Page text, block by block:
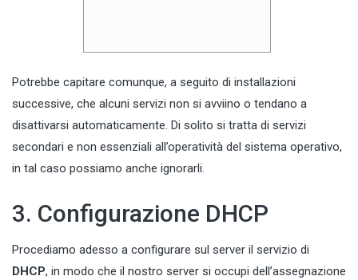
Potrebbe capitare comunque, a seguito di installazioni
successive, che alcuni servizi non si avviino o tendano a
disattivarsi automaticamente. Di solito si tratta di servizi
secondari e non essenziali all’operatività del sistema operativo,
in tal caso possiamo anche ignorarli.
3. Configurazione DHCP
Procediamo adesso a configurare sul server il servizio di
DHCP, in modo che il nostro server si occupi dell’assegnazione